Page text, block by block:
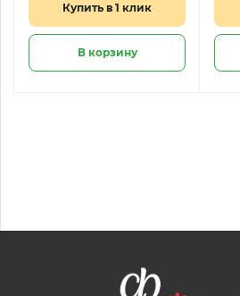
Купить в 1 клик
В корзину